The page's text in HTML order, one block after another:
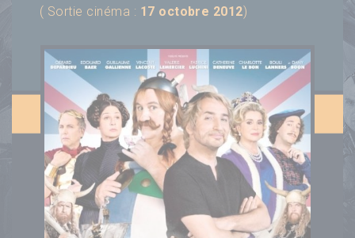
( Sortie cinéma : 17 octobre 2012)